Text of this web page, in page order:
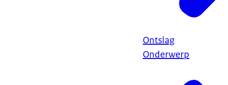
Ontslag
Onderwerp